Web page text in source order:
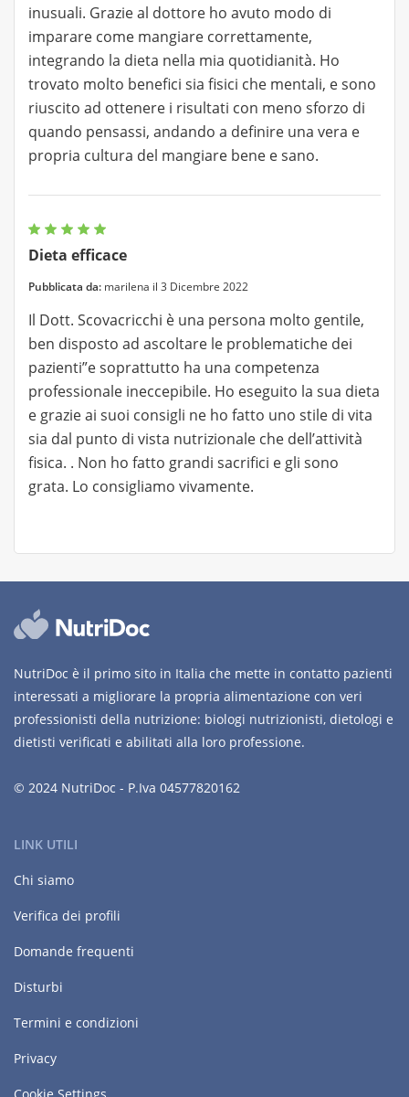
inusuali. Grazie al dottore ho avuto modo di
imparare come mangiare correttamente,
integrando la dieta nella mia quotidianità. Ho
trovato molto benefici sia fisici che mentali, e sono
riuscito ad ottenere i risultati con meno sforzo di
quando pensassi, andando a definire una vera e
propria cultura del mangiare bene e sano.
Dieta efficace
Pubblicata da: marilena il 3 Dicembre 2022
Il Dott. Scovacricchi è una persona molto gentile,
ben disposto ad ascoltare le problematiche dei
pazienti”e soprattutto ha una competenza
professionale ineccepibile. Ho eseguito la sua dieta
e grazie ai suoi consigli ne ho fatto uno stile di vita
sia dal punto di vista nutrizionale che dell’attività
fisica. . Non ho fatto grandi sacrifici e gli sono
grata. Lo consigliamo vivamente.
NutriDoc è il primo sito in Italia che mette in contatto pazienti
interessati a migliorare la propria alimentazione con veri
professionisti della nutrizione: biologi nutrizionisti, dietologi e
dietisti verificati e abilitati alla loro professione.
© 2024 NutriDoc - P.Iva 04577820162
LINK UTILI
Chi siamo
Verifica dei profili
Domande frequenti
Disturbi
Termini e condizioni
Privacy